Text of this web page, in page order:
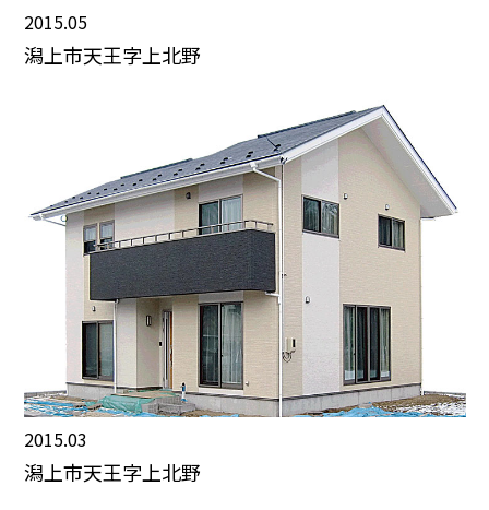
2015.05
潟上市天王字上北野
2015.03
潟上市天王字上北野